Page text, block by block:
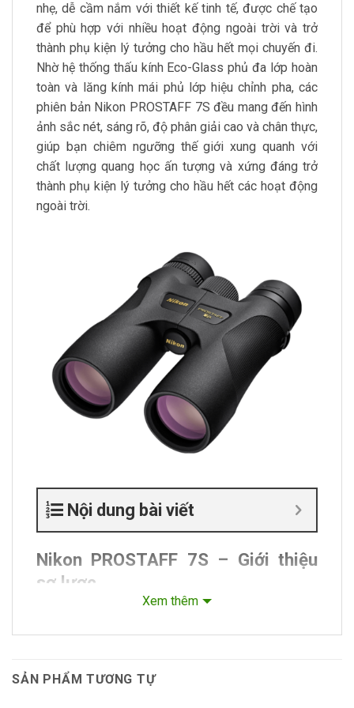
nhẹ, dễ cầm nắm với thiết kế tinh tế, được chế tạo
để phù hợp với nhiều hoạt động ngoài trời và trở
thành phụ kiện lý tưởng cho hầu hết mọi chuyến đi.
Nhờ hệ thống thấu kính Eco-Glass phủ đa lớp hoàn
toàn và lăng kính mái phủ lớp hiệu chỉnh pha, các
phiên bản Nikon PROSTAFF 7S đều mang đến hình
ảnh sắc nét, sáng rõ, độ phân giải cao và chân thực,
giúp bạn chiêm ngưỡng thế giới xung quanh với
chất lượng quang học ấn tượng và xứng đáng trở
thành phụ kiện lý tưởng cho hầu hết các hoạt động
ngoài trời.
Nội dung bài viết
Nikon PROSTAFF 7S – Giới thiệu
sơ lược
ai yêu thích khám phá thiên nhiên, du lịch và các
và chắc chắn, PROSTAFF 7S mang lại trải nghiệm
Xem thêm
SẢN PHẨM TƯƠNG TỰ